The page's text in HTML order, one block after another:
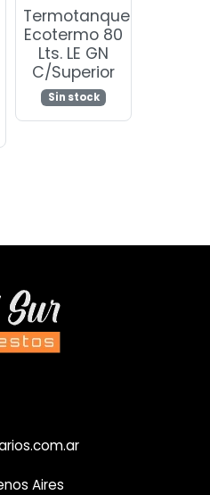
Termotanque
Ecotermo 80
Lts. LE GN
C/Superior
Sin stock
Aires